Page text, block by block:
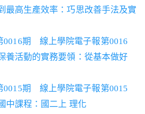
高生產效率：巧思改善手法及實
0016期 線上學院電子報第0016
活動的實務要領：從基本做好
0015期 線上學院電子報第0015
課程：國二上 理化